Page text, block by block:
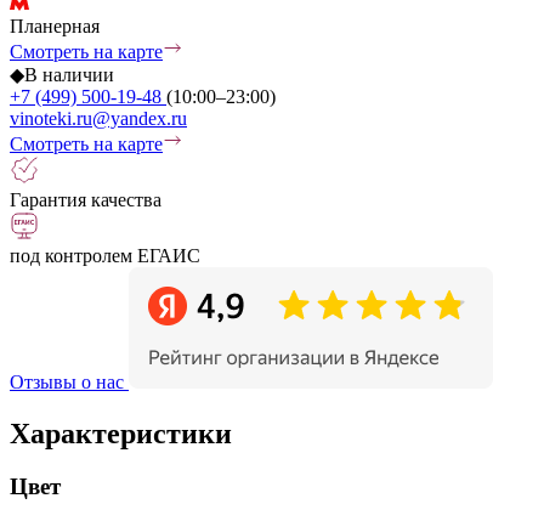
Планерная
Смотреть на карте
◆В наличии
+7 (499) 500-19-48 (10:00–23:00)
vinoteki.ru@yandex.ru
Смотреть на карте
Гарантия качества
под контролем ЕГАИС
Отзывы о нас
Характеристики
Цвет